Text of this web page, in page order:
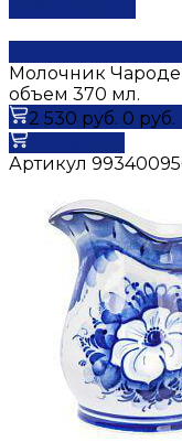
Молочник
объем 370 мл.
2 530 руб. 0 руб.
Артикул